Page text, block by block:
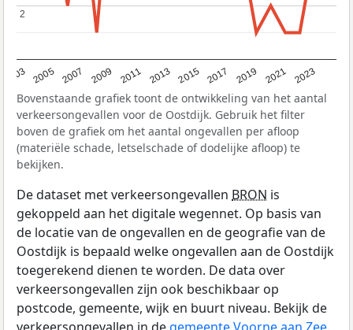
2003 2005 2007 2009 2011 2013 2015 2017 2019 2021 2023
2
2
Bovenstaande grafiek toont de ontwikkeling van het aantal
verkeersongevallen voor de Oostdijk. Gebruik het filter
boven de grafiek om het aantal ongevallen per afloop
(materiële schade, letselschade of dodelijke afloop) te
bekijken.
De dataset met verkeersongevallen BRON is
gekoppeld aan het digitale wegennet. Op basis van
de locatie van de ongevallen en de geografie van de
Oostdijk is bepaald welke ongevallen aan de Oostdijk
toegerekend dienen te worden. De data over
verkeersongevallen zijn ook beschikbaar op
postcode, gemeente, wijk en buurt niveau. Bekijk de